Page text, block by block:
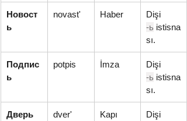
Новост
ь
novast' Haber
Dişi
-ь istisna
sı.
Подпис
ь
potpis İmza
Dişi
-ь istisna
sı.
Дверь dver' Kapı
Dişi